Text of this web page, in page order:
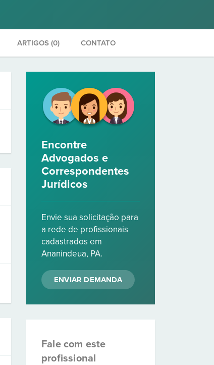
ARTIGOS (0) CONTATO
Encontre
Advogados e
Correspondentes
Jurídicos
Envie sua solicitação para
a rede de profissionais
cadastrados em
Ananindeua, PA.
ENVIAR DEMANDA
Fale com este
profissional